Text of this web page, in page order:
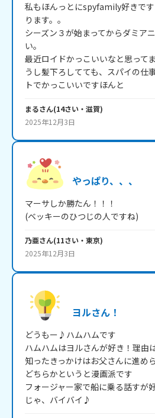
私もほんっとにspyfamily好きで
ります。。
シーズン３が始まってからダミア
い。
最近ロイドかっこいいなと思って
うし髪下ろしてても、スパイの仕
トでかっこいいですほんと
まるさん(14さい・ 滋賀)
2025年12月3日
やっぱり、、、
マーサしか勝たん！！！
(ベッキーのひつじの人ですね)
乃亜さん(11さい・ 東京)
2025年12月3日
ヨルさん！
どうもー♪ハムハムです
ハムハムはヨルさんが好き！理由
知ったきっかけはお父さんに進め
どちらかというと漫画派です
フォージャー家で船に乗る話すが
じゃ、バイバイ♪